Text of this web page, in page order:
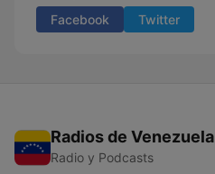
Facebook Twitter
Radios de Venezuela
Radio y Podcasts